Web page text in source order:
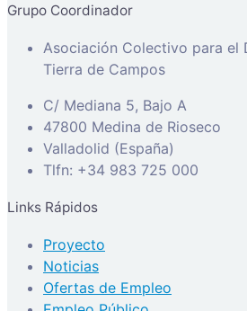
Grupo Coordinador
Asociación Colectivo para el
Tierra de Campos
C/ Mediana 5, Bajo A
47800 Medina de Rioseco
Valladolid (España)
Tlfn: +34 983 725 000
Links Rápidos
Proyecto
Noticias
Ofertas de Empleo